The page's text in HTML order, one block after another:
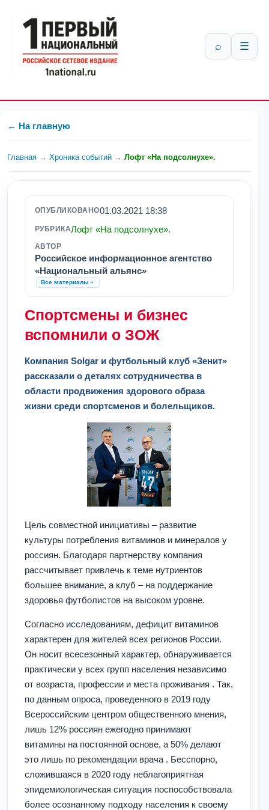
⌕ ☰
← На главную
Главная → Хроника событий → Лофт «На подсолнухе».
ОПУБЛИКОВАНО01.03.2021 18:38
РУБРИКАЛофт «На подсолнухе».
АВТОР
Российское информационное агентство
«Национальный альянс»
Все материалы
Спортсмены и бизнес
вспомнили о ЗОЖ
Компания Solgar и футбольный клуб «Зенит»
рассказали о деталях сотрудничества в
области продвижения здорового образа
жизни среди спортсменов и болельщиков.
Цель совместной инициативы – развитие
культуры потребления витаминов и минералов у
россиян. Благодаря партнерству компания
рассчитывает привлечь к теме нутриентов
большее внимание, а клуб – на поддержание
здоровья футболистов на высоком уровне.
Согласно исследованиям, дефицит витаминов
характерен для жителей всех регионов России.
Он носит всесезонный характер, обнаруживается
практически у всех групп населения независимо
от возраста, профессии и места проживания . Так,
по данным опроса, проведенного в 2019 году
Всероссийским центром общественного мнения,
лишь 12% россиян ежегодно принимают
витамины на постоянной основе, а 50% делают
это лишь по рекомендации врача . Бесспорно,
сложившаяся в 2020 году неблагоприятная
эпидемиологическая ситуация поспособствовала
более осознанному подходу населения к своему